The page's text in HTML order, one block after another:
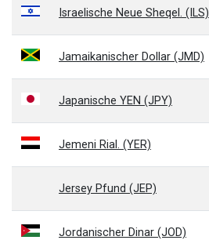
Israelische Neue Sheqel. (ILS)
Jamaikanischer Dollar (JMD)
Japanische YEN (JPY)
Jemeni Rial. (YER)
Jersey Pfund (JEP)
Jordanischer Dinar (JOD)